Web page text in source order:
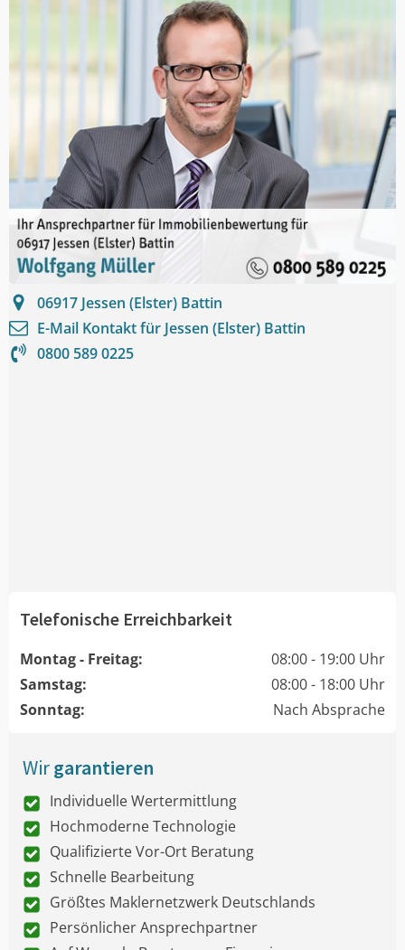
06917 Jessen (Elster) Battin
E-Mail Kontakt für Jessen (Elster) Battin
0800 589 0225
Telefonische Erreichbarkeit
Montag - Freitag:
08:00 - 19:00 Uhr
Samstag:
08:00 - 18:00 Uhr
Sonntag:
Nach Absprache
Wirgarantieren
Individuelle Wertermittlung
Hochmoderne Technologie
Qualifizierte Vor-Ort Beratung
Schnelle Bearbeitung
Größtes Maklernetzwerk Deutschlands
Persönlicher Ansprechpartner